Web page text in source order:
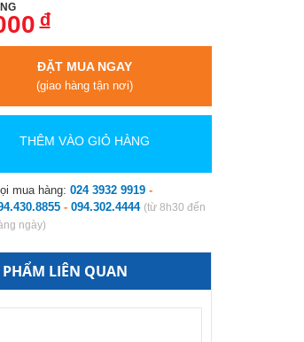
đ
ĐẶT MUA NGAY
(giao hàng tận nơi)
THÊM VÀO GIỎ HÀNG
mua hàng: 024 3932 9919-
- 094.302.4444 (từ 8h30 đến
ngày)
LIÊN QUAN